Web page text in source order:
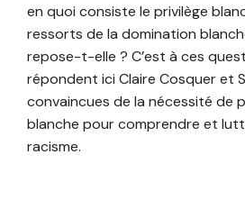
en quoi consiste le privilège
ressorts de la domination
repose-t-elle ? C’est à ces
répondent ici Claire Cosquer et
convaincues de la nécessité de
blanche pour comprendre et
racisme.